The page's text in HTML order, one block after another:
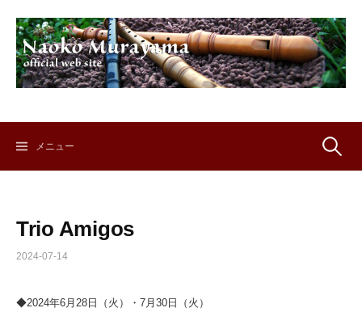
プ
メニュー 検
Trio Amigos
2024-07-14
◆2024年6月28日（火）・7月30日（火）